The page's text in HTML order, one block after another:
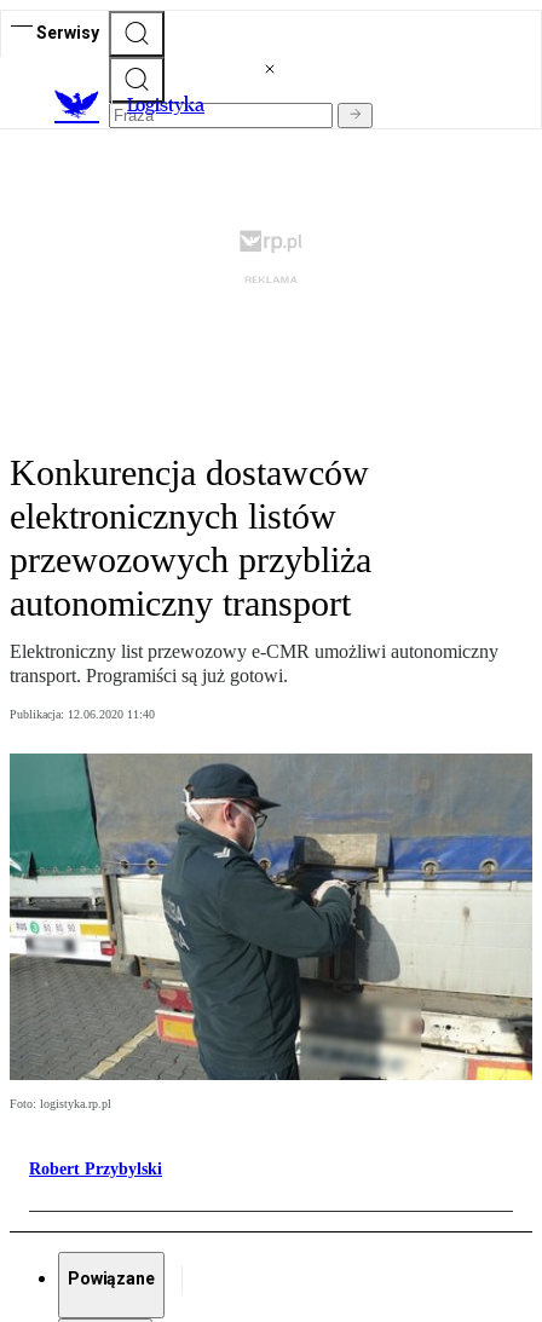
Serwisy
Logistyka
Konkurencja dostawców
elektronicznych listów
przewozowych przybliża
autonomiczny transport
Elektroniczny list przewozowy e-CMR umożliwi autonomiczny
transport. Programiści są już gotowi.
Publikacja: 12.06.2020 11:40
Foto: logistyka.rp.pl
Robert Przybylski
Powiązane